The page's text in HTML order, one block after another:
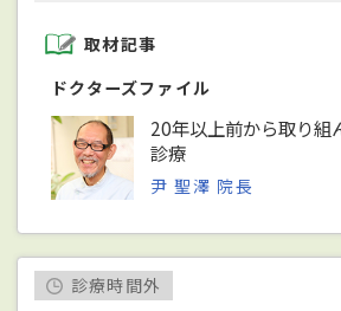
取材記事
ドクターズファイル
20年以上前から取り組
診療
尹 聖澤 院長
診療時間外